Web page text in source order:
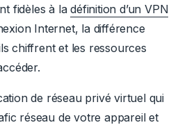
fidèles à ladéfinition d’un VPN
Internet, la différence
chiffrent et les ressources
de réseau privé virtuel qui
réseau de votre appareil et